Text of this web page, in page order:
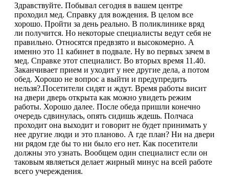
Здравствуйте. Побывал сегодня в вашем центре
проходил мед. Справку для вождения. В целом все
хорошо. Пройти за день реально. В поликлинике вряд
ли получится. Но некоторые специалисты ведут себя не
правильно. Относятся предвзято и высокомерно. А
именно это 11 кабинет в подвале. Ну во первых зачем в
мед. Справке этот специалист. Во вторых время 11.40.
Заканчивает прием и уходит у нее другие дела, а потом
обед. Хорошо не вопрос а выйти и предупредить
нельзя?.Посетители сидят и ждут. Время работы висит
на двери дверь открыта как можно увидеть режим
работы. Хорошо далее. После обеда пришли конечно
очередь сдвинулась, опять сидишь ждешь. Полчаса
проходит она выходит и говорит не будет принимать у
нее другие люди и это планово. А где план? Ни на двери
ни рядом где бы то ни было его нет. Как посетители
должны это узнать. Вообщем один специалист если он
таковым являеться делает жирный минус на всей работе
всего учереждения.